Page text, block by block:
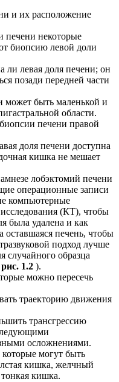
и их расположение
печени некоторые
биопсию левой доли
ли левая доля печени; он
позади передней части
может быть маленькой и
области.
печени правой
доля печени доступна
кишка не мешает
лобэктомий печени
операционные записи
компьютерные
(КТ), чтобы
была удалена и как
оставшаяся печень, чтобы
подход лучше
случайного образца
рис. 1.2 ).
можно пересечь
траекторию движения
трансгрессию
осложнениями.
могут быть
кишка, желчный
кишка.